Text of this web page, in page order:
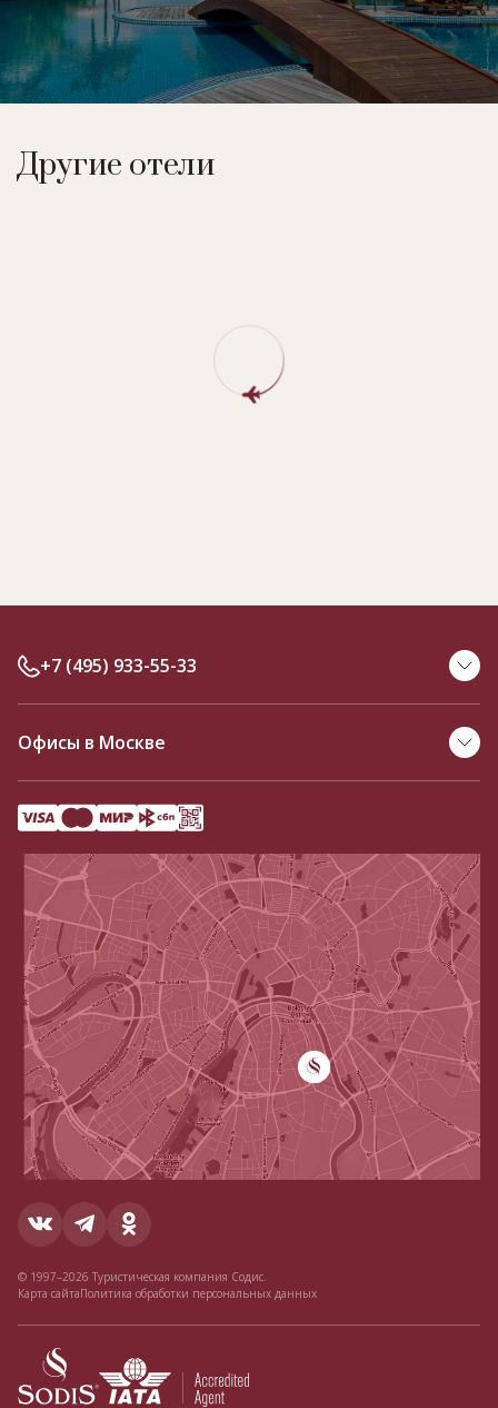
Другие отели
+7 (495) 933-55-33
Офисы в Москве
© 1997–2026 Туристическая компания Содис.
Карта сайтаПолитика обработки персональных данных